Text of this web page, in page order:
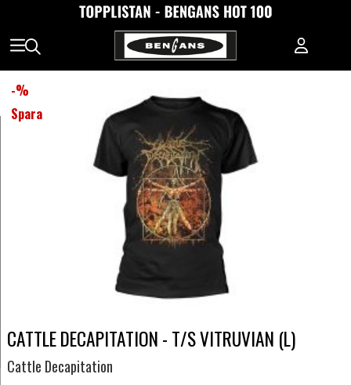
-%
Spara
CATTLE DECAPITATION - T/S VITRUVIAN (L)
Cattle Decapitation